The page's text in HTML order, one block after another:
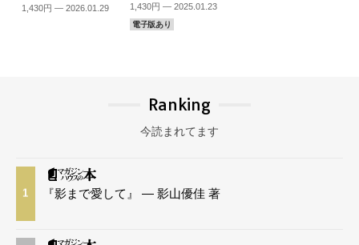
1,430円 — 2026.01.29 1,430円 — 2025.01.23
電子版あり
Ranking
今読まれてます
1 『影まで愛して』 — 影山優佳 著